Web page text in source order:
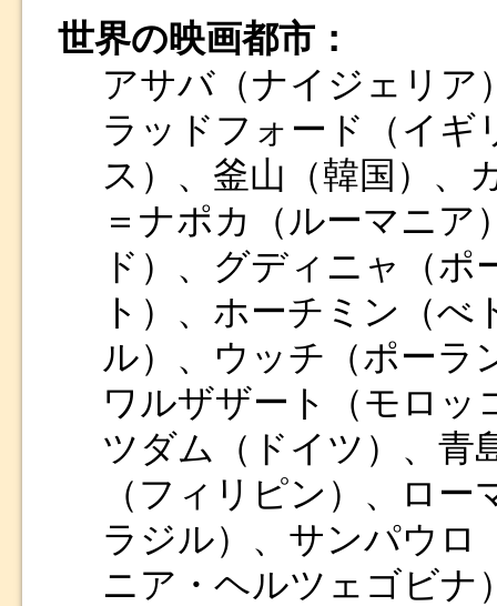
世界の映画都市：
アサバ（ナイジェリア
ラッドフォード（イギ
ス）、釜山（韓国）、
＝ナポカ（ルーマニ
ド）、グディニャ（
ト）、ホーチミン（
ル）、ウッチ（ポーラ
ワルザザート（モロッ
ツダム（ドイツ）、青
（フィリピン）、ロ
ラジル）、サンパウロ
ニア・ヘルツェゴビナ